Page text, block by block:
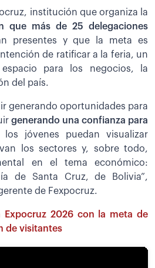
institución que organiza la
que más de 25 delegaciones
presentes y que la meta es
de ratificar a la feria, un
para los negocios, la
del país.
generando oportunidades para
generando una confianza para
los jóvenes puedan visualizar
los sectores y, sobre todo,
en el tema económico:
de Santa Cruz, de Bolivia”,
de Fexpocruz.
Expocruz 2026 con la meta de
de visitantes